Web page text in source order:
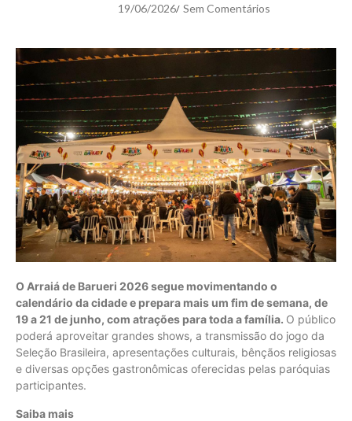
19/06/2026/ Sem Comentários
O Arraiá de Barueri 2026 segue movimentando o
calendário da cidade e prepara mais um fim de semana, de
19 a 21 de junho, com atrações para toda a família. O público
poderá aproveitar grandes shows, a transmissão do jogo da
Seleção Brasileira, apresentações culturais, bênçãos religiosas
e diversas opções gastronômicas oferecidas pelas paróquias
participantes.
Saiba mais